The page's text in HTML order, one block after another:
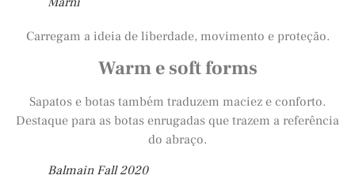
Carregam a ideia de liberdade, movimento e proteção.
Warm e soft forms
Sapatos e botas também traduzem maciez e conforto.
Destaque para as botas enrugadas que trazem a referência
do abraço.
Balmain Fall 2020